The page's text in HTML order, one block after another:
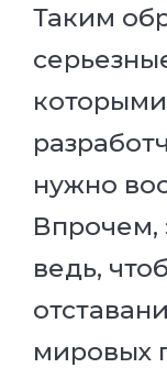
Таким
нужно
Впрочем,
ведь,
мировых